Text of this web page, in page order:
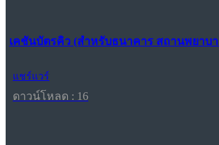
เคชันบัตรคิว (สำหรับธนาคาร สถานพยาบ
แชร์แวร์
ดาวน์โหลด : 16